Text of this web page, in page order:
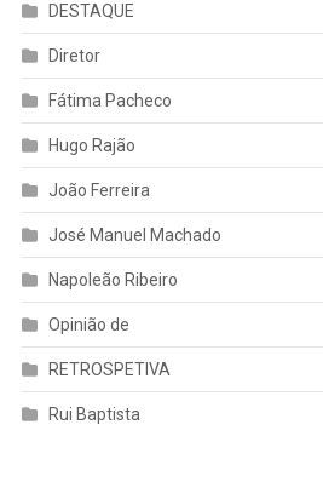
DESTAQUE
Diretor
Fátima Pacheco
Hugo Rajão
João Ferreira
José Manuel Machado
Napoleão Ribeiro
Opinião de
RETROSPETIVA
Rui Baptista